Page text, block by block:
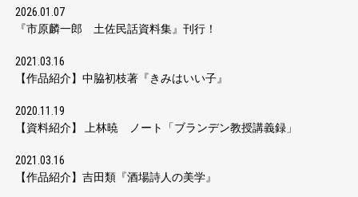
2026.01.07
『市原麟一郎 土佐民話資料集』刊行！
2021.03.16
【作品紹介】中脇初枝著『きみはいい子』
2020.11.19
【資料紹介】 上林暁 ノート「ブランデン教授講義録」
2021.03.16
【作品紹介】吉田類『酒場詩人の美学』